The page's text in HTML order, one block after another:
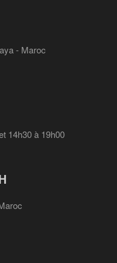
- Maroc
14h30 à 19h00